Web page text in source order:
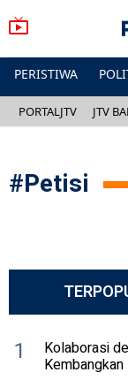
PERISTIWA
PORTALJTV JTV
#Petisi
1 Kolaborasi